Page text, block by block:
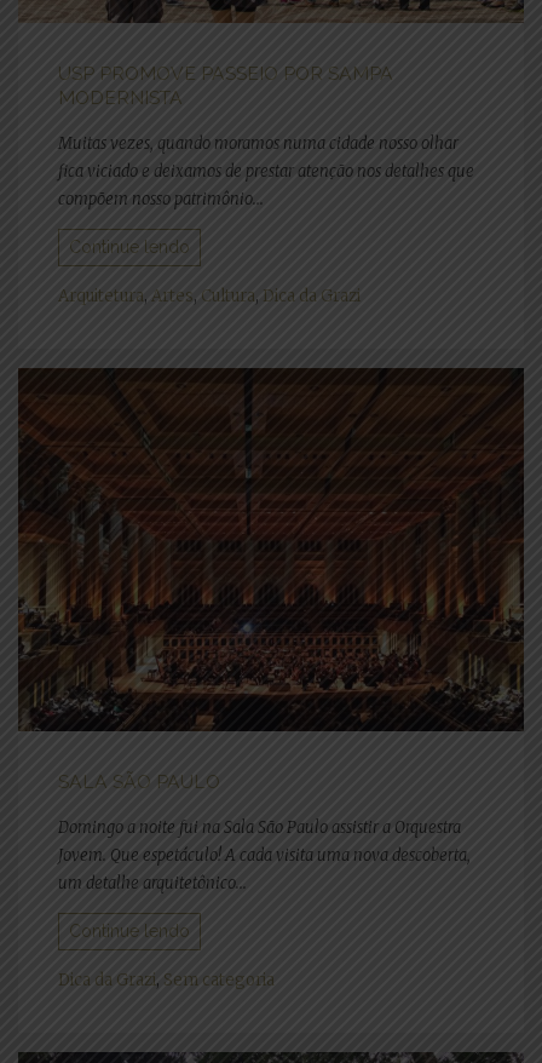
USP PROMOVE PASSEIO POR SAMPA
MODERNISTA
Muitas vezes, quando moramos numa cidade nosso olhar
fica viciado e deixamos de prestar atenção nos detalhes que
compõem nosso patrimônio...
Continue lendo
Arquitetura, Artes, Cultura, Dica da Grazi
SALA SÃO PAULO
Domingo a noite fui na Sala São Paulo assistir a Orquestra
Jovem. Que espetáculo! A cada visita uma nova descoberta,
um detalhe arquitetônico...
Continue lendo
Dica da Grazi, Sem categoria